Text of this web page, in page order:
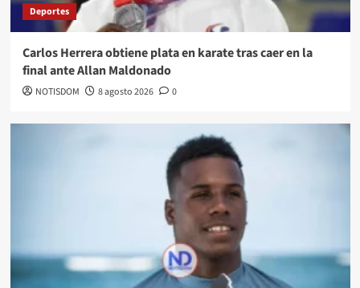
Deportes
Carlos Herrera obtiene plata en karate tras caer en la
final ante Allan Maldonado
NOTISDOM 8 agosto 2026 0